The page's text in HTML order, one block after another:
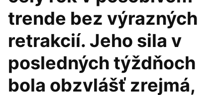
trende bez výrazných
retrakcií. Jeho sila v
posledných týždňoch
bola obzvlášť zrejmá,